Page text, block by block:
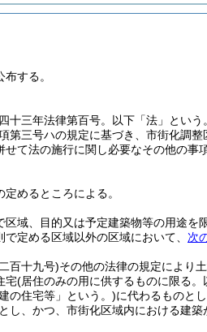
する。
十三年法律第百号。以下「法」という
第三号ハの規定に基づき、市街化調
て法の施行に関し必要なその他の事
めるところによる。
域、目的又は予定建築物等の用途
定める区域以外の区域において、 次
百十九号)その他の法律の規定により
宅(居住のみの用に供するものに限る。
の住宅等」という。)に代わるものと
し、かつ、市街化区域内における建